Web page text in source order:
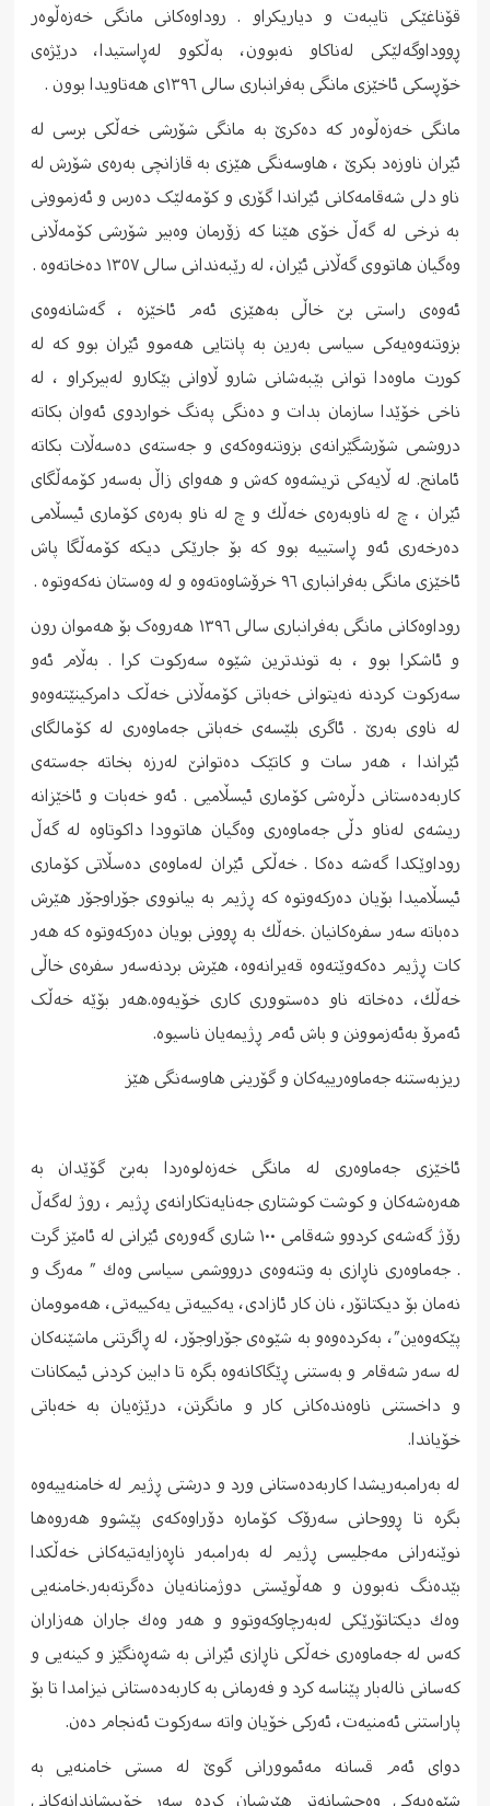
قۆناغێکی تایبەت و دیاریکراو . روداوەکانی مانگی خەزەڵوەر
ڕووداوگەلێكی له‌ناكاو نه‌بوون، به‌ڵكوو له‌ڕاستیدا، درێژه‌ی
خۆڕسكی ئاخێزی مانگی بەفرانباری سالی ١٣٩٦ی هەتاویدا بوون .
مانگی خەزەڵوەر کە دەکرێ بە مانگی شۆرشی خەڵکی برسی لە
ئێران ناوزەد بکرێ ، هاوسەنگی هێزی بە قازانچی بەرەی شۆرش لە
ناو دلی شەقامەکانی ئێراندا گۆری و کۆمەلێک دەرس و ئەزموونی
بە نرخی لە گەڵ خۆی هێنا کە زۆرمان وەبیر شۆرشی کۆمەڵانی
وەگیان هاتووی گەڵانی ئێران، لە رێبەندانی سالی ١٣٥٧ دەخاتەوە .
ئەوەی راستی بێ خاڵی بەهێزی ئەم ئاخێزە ، گەشانەوەی
بزوتنەوەیەکی سیاسی بەرین بە پانتایی هەموو ئێران بوو کە لە
کورت ماوەدا توانی بێبەشانی شارو ڵاوانی بێکارو لەبیرکراو ، لە
ناخی خۆێدا سازمان بدات و دەنگی پەنگ خواردوی ئەوان بکاتە
دروشمی شۆرشگێرانەی بزوتنەوەکەی و جەستەی دەسەڵات بکاتە
ئامانج. لە ڵایەکی تریشەوە كه‌ش و هه‌وای زاڵ به‌سه‌ر كۆمه‌ڵگای
ئێران ، چ له‌ ناوبەرەی خه‌ڵك و چ له‌ ناو بەرەی کۆماری ئیسڵامی
دەرخەری ئەو ڕاستییە بوو كه‌ بۆ جارێكی دیكه‌ كۆمه‌ڵگا پاش
ئاخێزی مانگی به‌فرانباری ٩٦ خرۆشاوه‌ته‌وه‌ و لە وەستان نەکەوتوە .
روداوەکانی مانگی به‌فرانباری سالی ١٣٩٦ هەروەک بۆ هەموان رون
و ئاشکرا بوو ، به‌ توندترین شێوه‌ سه‌ركوت كرا . بەڵام ئەو
سەرکوت کردنە نەیتوانی خەباتی کۆمەڵانی خەڵک دامرکینێتەوەو
لە ناوی بەرێ . ئاگری بلێسەی خەباتی جەماوەری لە کۆمالگای
ئێراندا ، هەر سات و کاتێک دەتوانێ لەرزە بخاتە جەستەی
کاربەدەستانی دڵرەشی کۆماری ئیسڵامیی . ئەو خەبات و ئاخێزانە
ریشەی لەناو دڵی جەماوەری وەگیان هاتوودا داکوتاوە لە گەڵ
روداوێکدا گەشە دەکا . خه‌ڵكی ئێران لەماوەی دەسڵاتی کۆماری
ئیسڵامیدا بۆیان ده‌ركه‌وتوە كه‌ ڕژیم به‌ بیانووی جۆراوجۆر هێرش
ده‌باته‌ سه‌ر سفره‌كانیان .خه‌ڵك به‌ ڕوونی بویان ده‌ركه‌وتوە كه‌ هه‌ر
كات ڕژیم ده‌كه‌وێته‌وه‌ قه‌یرانه‌وه‌، هێرش بردنه‌سه‌ر سفره‌ی خاڵی
خه‌ڵك، ده‌خاته‌ ناو ده‌ستووری كاری خۆیه‌وه.هەر بۆێە خەڵک
ئەمرۆ بەئەزموونن و باش ئەم ڕژیمەیان ناسیوە.
ریزبەستنە جەماوەرییەکان و گۆرینی هاوسەنگی هێز
ئاخێزی جەماوەری لە مانگی خەزەلوەردا بەبێ گۆێدان بە
هەرەشەکان و کوشت کوشتاری جەنایەتکارانەی ڕژیم ، روژ لەگەڵ
رۆژ گەشەی کردوو شەقامی ١٠٠ شاری گەورەی ئێرانی لە ئامێز گرت
. جه‌ماوه‌ری ناڕازی به‌ وتنه‌وه‌ی درووشمی سیاسی وه‌ك ” مه‌رگ و
نه‌مان بۆ دیكتاتۆر، نان كار ئازادی، یەکییەتی یەکییەتی، هه‌موومان
پێكه‌وه‌ین”، بەکردەوەو بە شێوه‌ی جۆراوجۆر، له‌ ڕاگرتنی ماشێنه‌كان
له‌ سه‌ر شه‌قام و به‌ستنی ڕێگاكانه‌وه‌ بگره‌ تا دابین كردنی ئیمكانات
و داخستنی ناوه‌نده‌كانی كار و مانگرتن، درێژه‌یان به‌ خه‌باتی
خۆیاندا.
له‌ به‌رامبه‌ریشدا كاربه‌ده‌ستانی ورد و درشتی ڕژیم له‌ خامنه‌ییه‌وه‌
بگره‌ تا ڕووحانی سەرۆک کۆمارە دۆراوەکەی پێشوو هەروەها
نوێنه‌رانی مه‌جلیسی ڕژیم له‌ به‌رامبه‌ر ناڕه‌زایه‌تیه‌كانی خه‌ڵكدا
بێدەنگ نەبوون و هه‌ڵوێستی دوژمنانه‌یان دەگرتەبەر.خامنه‌یی
وه‌ك دیكتاتۆرێكی له‌به‌رچاوكه‌وتوو و هه‌ر وه‌ك جاران هه‌زاران
كه‌س له‌ جه‌ماوه‌ری خه‌ڵكی ناڕازی ئێرانی به‌ شه‌ڕه‌نگێز و كینه‌یی و
كه‌سانی ناله‌بار پێناسه‌ كرد و فه‌رمانی به‌ كاربه‌ده‌ستانی نیزامدا تا بۆ
پاراستنی ئه‌منیه‌ت، ئه‌ركی خۆیان واته‌ سه‌ركوت ئه‌نجام ده‌ن.
دوای ئه‌م قسانه‌ مه‌ئموورانی گوێ له‌ مستی خامنه‌یی به‌